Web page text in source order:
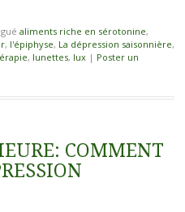
aliments riche en sérotonine,
, l'épiphyse, La dépression saisonnière,
, lunettes, lux | Poster un
COMMENT